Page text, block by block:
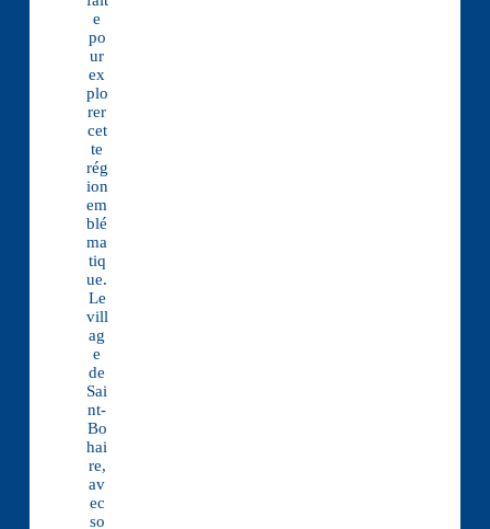
e
po
ur
ex
plo
rer
cet
te
rég
ion
em
blé
ma
tiq
ue.
Le
vill
ag
e
de
Sai
nt-
Bo
hai
re,
av
ec
so